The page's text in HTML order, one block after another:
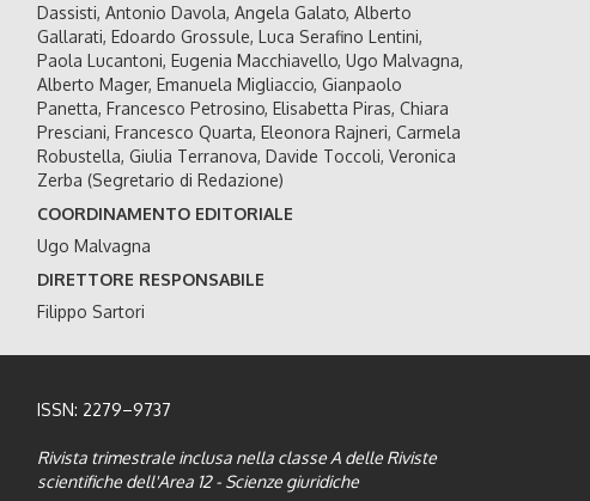
Dassisti, Antonio Davola, Angela Galato, Alberto
Gallarati, Edoardo Grossule, Luca Serafino Lentini,
Paola Lucantoni, Eugenia Macchiavello, Ugo Malvagna,
Alberto Mager, Emanuela Migliaccio, Gianpaolo
Panetta, Francesco Petrosino, Elisabetta Piras, Chiara
Presciani, Francesco Quarta, Eleonora Rajneri, Carmela
Robustella, Giulia Terranova, Davide Toccoli, Veronica
Zerba (Segretario di Redazione)
COORDINAMENTO EDITORIALE
Ugo Malvagna
DIRETTORE RESPONSABILE
Filippo Sartori
ISSN: 2279–9737
Rivista trimestrale inclusa nella classe A delle Riviste
scientifiche dell'Area 12 - Scienze giuridiche